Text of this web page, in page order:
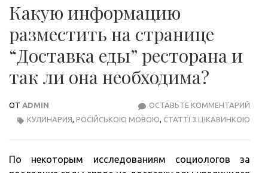
Какую информацию
разместить на странице
“Доставка еды” ресторана и
так ли она необходима?
ОТ ADMIN ОСТАВЬТЕ КОММЕНТАРИЙ
КУЛИНАРИЯ, РОСІЙСЬКОЮ МОВОЮ, СТАТТІ З ЦІКАВИНКОЮ
По некоторым исследованиям социологов за